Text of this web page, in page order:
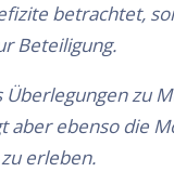
betrachtet,
Beteiligung.
zu
aber ebenso die
erleben.